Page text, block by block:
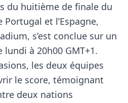
du huitième de finale du
et l’Espagne,
s’est conclue sur un
lundi à 20h00 GMT+1.
les deux équipes
le score, témoignant
deux nations